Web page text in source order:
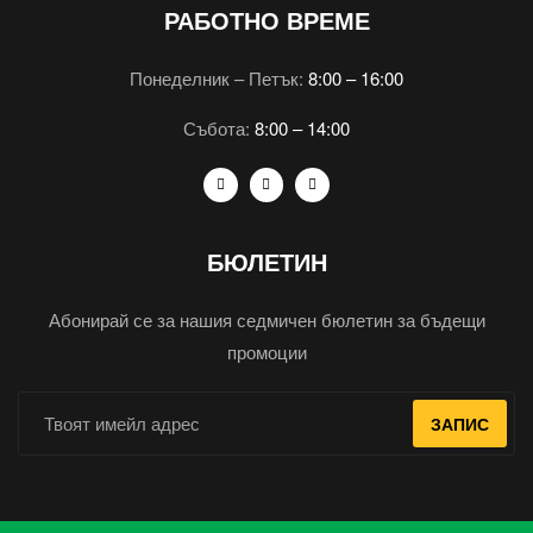
РАБОТНО ВРЕМЕ
Понеделник – Петък: 8:00 – 16:00
Събота: 8:00 – 14:00
БЮЛЕТИН
Абонирай се за нашия седмичен бюлетин за бъдещи
промоции
ЗАПИС